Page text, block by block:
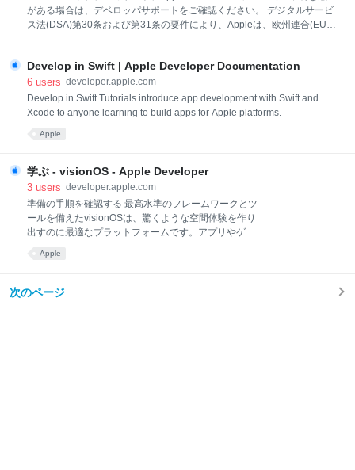
す。 ユニバーサルリンクをテストする 正しいapplinksドメインを選択す
る サイトでユニバーサルリンクを使用する apple-app
がある場合は、デベロッパサポートをご確認ください。 デジタルサービ
ス法(DSA)第30条および第31条の要件により、Appleは、欧州連合(EU)
は、DSAに従いApp Storeのプロダクトページに掲載する目的でAppleに
提供する住所、電話番号、およびメールアドレスが含まれます。確認が
完了した情報は、アプリがEUの27のテリトリのいずれかで配信される
場合において、AppleがApp Storeのプロダクトページで公開します。
する必要があります。 トレーダーのステータスをまだ確認していない場
Develop in Swift | Apple Developer Documentation
6 users developer.apple.com
Develop in Swift Tutorials introduce app development with Swift and
Xcode to anyone learning to build apps for Apple platforms.
Apple
学ぶ - visionOS - Apple Developer
3 users developer.apple.com
準備の手順を確認する 最高水準のフレームワークとツ
ールを備えたvisionOSは、驚くような空間体験を作り
出すのに最適なプラットフォームです。アプリやゲー
がりや共同作業のデザイン、ビジネス向けアプリの開
など、さまざまな計画と準備に役立つセッションや情
Apple
次のページ